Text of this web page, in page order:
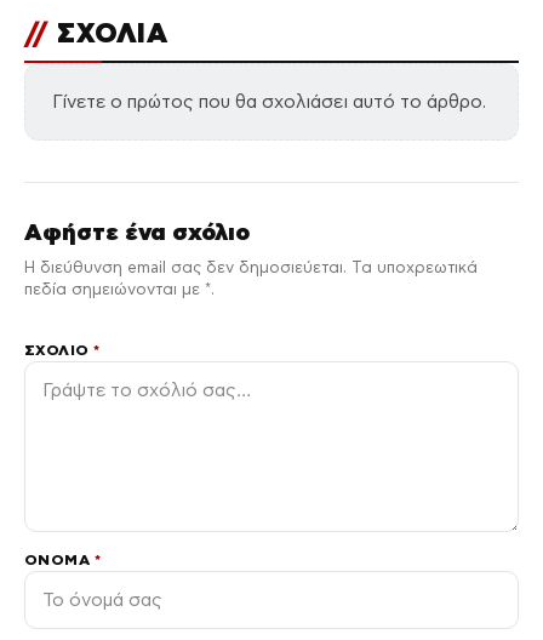
// ΣΧΟΛΙΑ
Γίνετε ο πρώτος που θα σχολιάσει αυτό το άρθρο.
Αφήστε ένα σχόλιο
Η διεύθυνση email σας δεν δημοσιεύεται. Τα υποχρεωτικά
πεδία σημειώνονται με *.
ΣΧΌΛΙΟ*
ΌΝΟΜΑ *